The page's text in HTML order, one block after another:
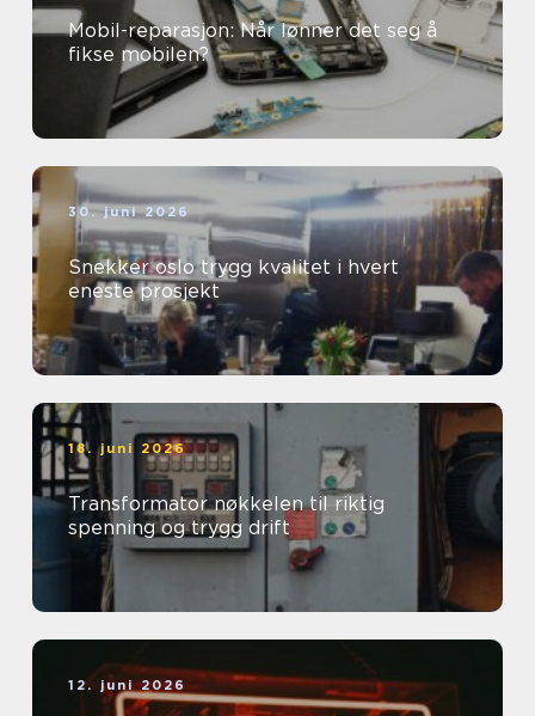
Mobil-reparasjon: Når lønner det seg å
fikse mobilen?
30. juni 2026
Snekker oslo trygg kvalitet i hvert
eneste prosjekt
18. juni 2026
Transformator nøkkelen til riktig
spenning og trygg drift
12. juni 2026